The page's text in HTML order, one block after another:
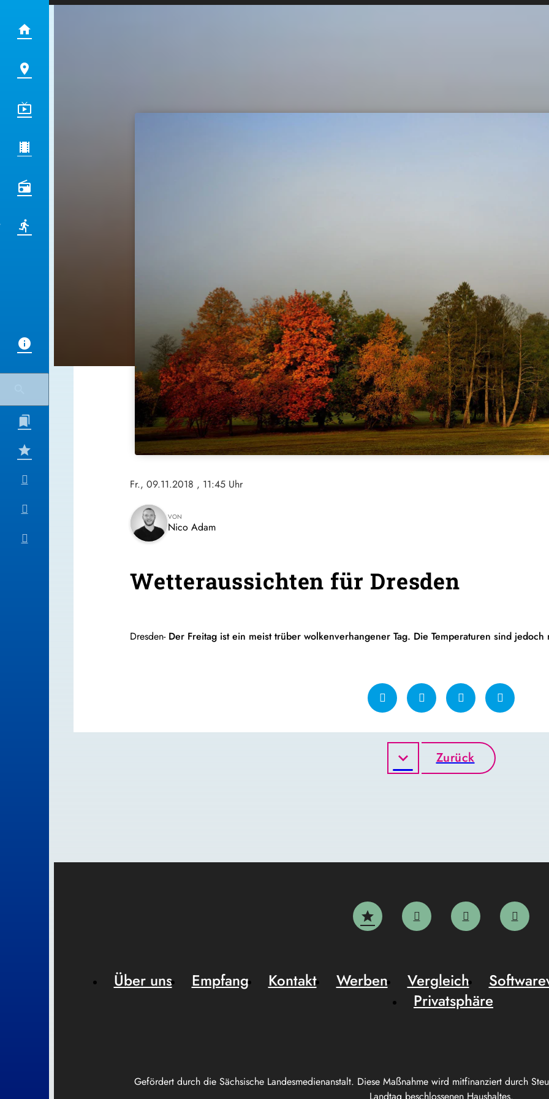
Fr., 09.11.2018 , 11:45 Uhr
VON
Nico Adam
Wetteraussichten für Dresden
Dresden- Der Freitag ist ein meist trüber wolkenverhangener Tag. Die Temperaturen sind jedoch
Zurück
Gefördert durch die Sächsische Landesmedienanstalt. Diese Maßnahme wird mitfinanziert durch
Über uns Empfang Kontakt Werben Vergleich
Privatsphäre